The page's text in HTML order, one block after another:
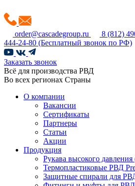
order@cascadegroup.ru 8 (812)
444-24-80 (Бесплатный звонок по РФ)
Заказать звонок
Всё для производства РВД
Во всех регионах Страны
О компании
Вакансии
Сертификаты
Партнеры
Статьи
Акции
Продукция
Рукава высокого
Термопластиковые РВД
Защитные спирали для